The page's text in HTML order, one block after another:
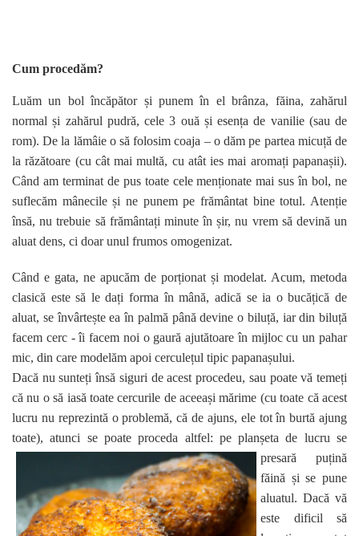
Cum procedăm?
Luăm un bol încăpător și punem în el brânza, făina, zahărul
normal și zahărul pudră, cele 3 ouă și esența de vanilie (sau de
rom). De la lămâie o să folosim coaja – o dăm pe partea micuță de
la răzătoare (cu cât mai multă, cu atât ies mai aromați papanașii).
Când am terminat de pus toate cele menționate mai sus în bol, ne
suflecăm mânecile și ne punem pe frământat bine totul. Atenție
însă, nu trebuie să frământați minute în șir, nu vrem să devină un
aluat dens, ci doar unul frumos omogenizat.
Când e gata, ne apucăm de porționat și modelat. Acum, metoda
clasică este să le dați forma în mână, adică se ia o bucățică de
aluat, se învârtește ea în palmă până devine o biluță, iar din biluță
facem cerc - îi facem noi o gaură ajutătoare în mijloc cu un pahar
mic, din care modelăm apoi cerculețul tipic papanașului.
Dacă nu sunteți însă siguri de acest procedeu, sau poate vă temeți
că nu o să iasă toate cercurile de aceeași mărime (cu toate că acest
lucru nu reprezintă o problemă, că de ajuns, ele tot în burtă ajung
toate), atunci se poate proceda altfel: pe planșeta de lucru se
presară puțină
făină și se pune
aluatul. Dacă vă
este dificil să